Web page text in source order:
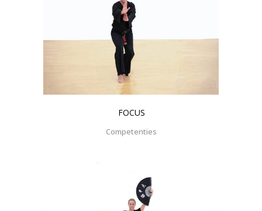
FOCUS
Competenties